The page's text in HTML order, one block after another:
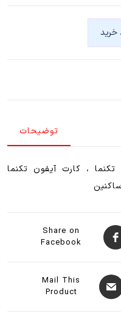
خرید
توضیحات
، کارت آیفون تکنما
Share on
Facebook
Mail This
Product